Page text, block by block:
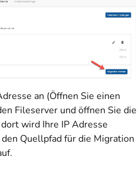
an (Öffnen Sie einen
Fileserver und öffnen Sie die
wird Ihre IP Adresse
Quellpfad für die Migration